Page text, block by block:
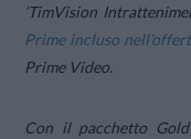
‘TimVision
Prime incluso
Prime Video.
Con il pacchetto